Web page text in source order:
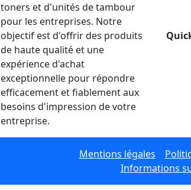
toners et d'unités de tambour
pour les entreprises. Notre
objectif est d'offrir des produits
de haute qualité et une
expérience d'achat
exceptionnelle pour répondre
efficacement et fiablement aux
besoins d'impression de votre
entreprise.
Mentions légales
Informations